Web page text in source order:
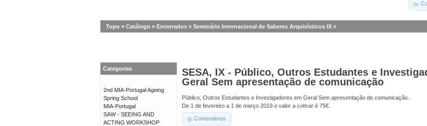
Topo » Catálogo » Encerrados » Seminário Internacional de Saberes Arquivísticos IX »
SESA, IX - Público, Outros Estudantes e
Geral Sem apresentação de comunicação
Público, Outros Estudantes e Investigadores em Geral Sem apresentação de comunicação.
De 1 de fevereiro a 1 de março 2019 o valor a cobrar é 75€.
Comentários
Categorias
2nd MIA-Portugal Ageing
Spring School
MIA-Portugal
SAW - SEEING AND
ACTING WORKSHOP